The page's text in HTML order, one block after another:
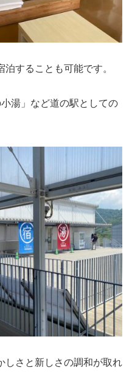
することも可能です。
湯」など道の駅としての
しさと新しさの調和が取れ